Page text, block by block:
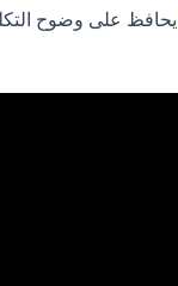
يحافظ على وضوح